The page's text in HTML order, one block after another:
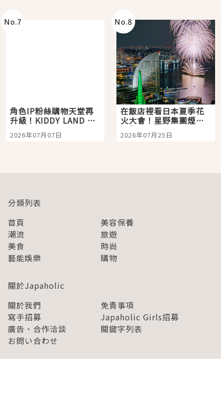
No.7
角色IP粉絲購物天堂再
升級！KIDDY LAND 原
宿店吉伊卡哇迎客，新
開幕 OMOKADO 店3分
2026年07月07日
No.8
在飯店裡看日本夏季花
火大會！星野集團煙火
景觀飯店6選，讓你不用
人擠人悠閒欣賞
2026年07月25日
分類列表
首頁
美容保養
潮流
旅遊
美食
時尚
藝能娛樂
購物
關於Japaholic
關於我們
免責事項
寫手招募
Japaholic Girls招募
廣告、合作洽談
關鍵字列表
お問い合わせ